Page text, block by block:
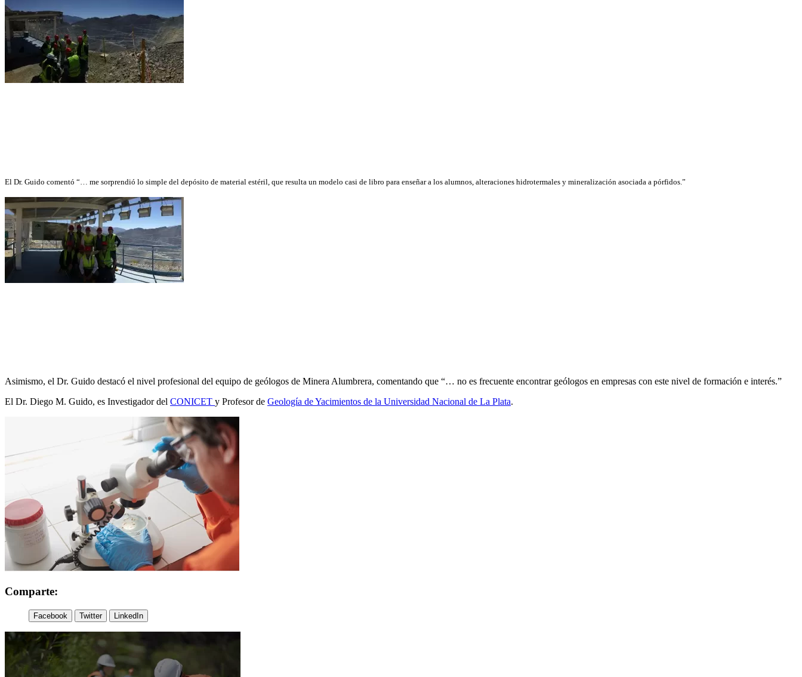
El Dr. Guido comentó “… me sorprendió lo simple del depósito de material estéril, que resulta un modelo casi de libro para enseñar a los alumnos, alteraciones hidrotermales y mineralización asociada a pórfidos.”
Asimismo, el Dr. Guido destacó el nivel profesional del equipo de geólogos de Minera Alumbrera, comentando que “… no es frecuente encontrar geólogos en empresas con este nivel de formación e interés.”
El Dr. Diego M. Guido, es Investigador del CONICET y Profesor de Geología de Yacimientos de la Universidad Nacional de La Plata.
Comparte:
Facebook Twitter LinkedIn